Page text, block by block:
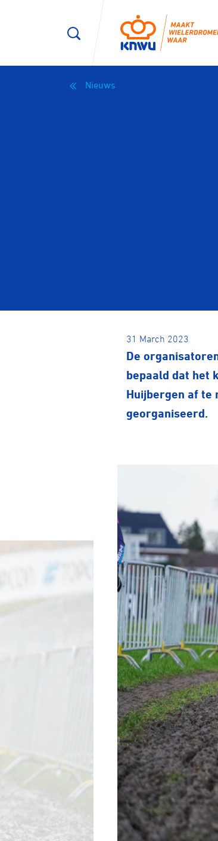
Nieuws
31 March 2023
De
bepaald dat het
Huijbergen af te
georganiseerd.